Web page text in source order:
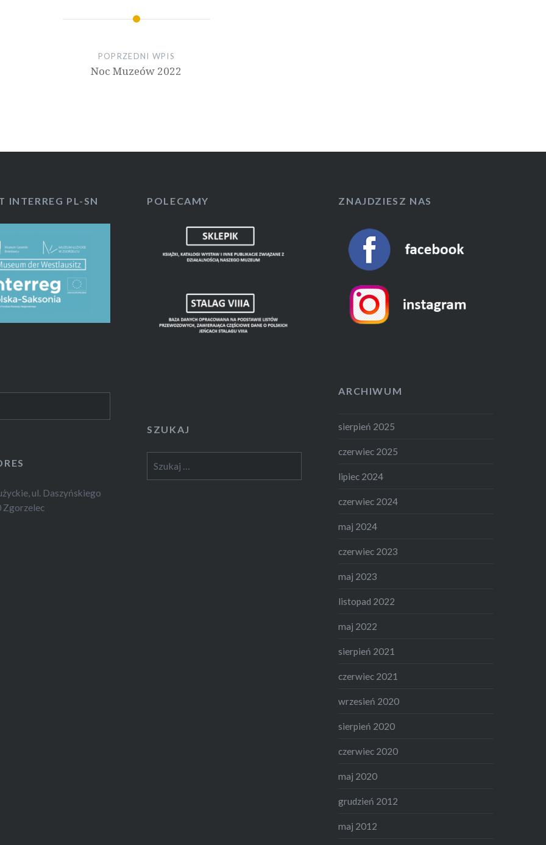
POPRZEDNI WPIS
Noc Muzeów 2022
INTERREG PL-SN POLECAMY ZNAJDZIESZ NAS
ARCHIWUM
sierpień 2025
czerwiec 2025
lipiec 2024
czerwiec 2024
maj 2024
czerwiec 2023
maj 2023
listopad 2022
maj 2022
sierpień 2021
czerwiec 2021
wrzesień 2020
sierpień 2020
czerwiec 2020
maj 2020
grudzień 2012
maj 2012
SZUKAJ
ul. Daszyńskiego
Zgorzelec